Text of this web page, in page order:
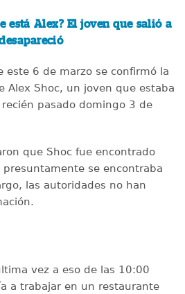
está Alex? El joven que salió a
este 6 de marzo se confirmó la
Alex Shoc, un joven que estaba
pasado domingo 3 de
que Shoc fue encontrado
se encontraba
las autoridades no han
vez a eso de las 10:00
a trabajar en un restaurante